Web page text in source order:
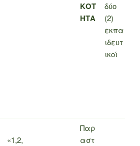
ΚΟΤ
ΗΤΑ
δύο
(2)
εκπα
ιδευτ
ικοί
«1,2,
Παρ
αστ